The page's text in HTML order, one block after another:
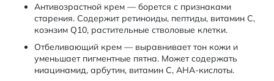
Антивозрастной крем — борется с признаками
старения. Содержит ретиноиды, пептиды, витамин С,
коэнзим Q10, растительные стволовые клетки.
Отбеливающий крем — выравнивает тон кожи и
уменьшает пигментные пятна. Может содержать
ниацинамид, арбутин, витамин C, AHA-кислоты.